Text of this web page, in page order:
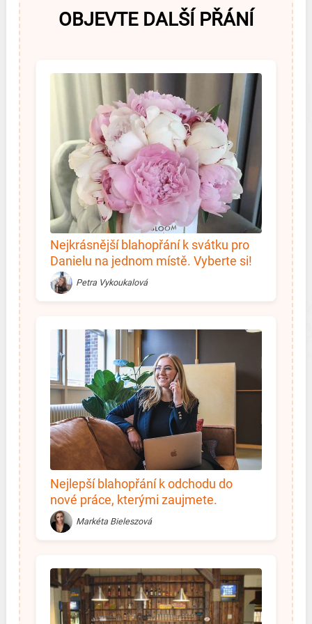
OBJEVTE DALŠÍ PŘÁNÍ
Nejkrásnější blahopřání k svátku pro
Danielu na jednom místě. Vyberte si!
Petra Vykoukalová
Nejlepší blahopřání k odchodu do
nové práce, kterými zaujmete.
Inspirujte se!
Markéta Bieleszová